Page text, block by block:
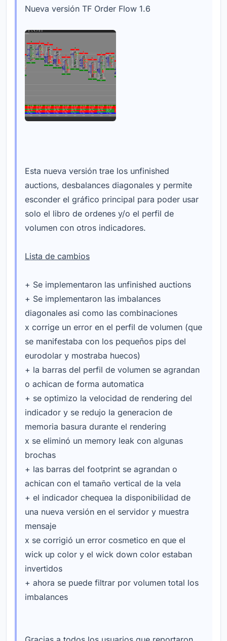
Nueva versión TF Order Flow 1.6
Esta nueva versión trae los unfinished
auctions, desbalances diagonales y permite
esconder el gráfico principal para poder usar
solo el libro de ordenes y/o el perfil de
volumen con otros indicadores.
Lista de cambios
+ Se implementaron las unfinished auctions
+ Se implementaron las imbalances
diagonales asi como las combinaciones
x corrige un error en el perfil de volumen (que
se manifestaba con los pequeños pips del
eurodolar y mostraba huecos)
+ la barras del perfil de volumen se agrandan
o achican de forma automatica
+ se optimizo la velocidad de rendering del
indicador y se redujo la generacion de
memoria basura durante el rendering
x se eliminó un memory leak con algunas
brochas
+ las barras del footprint se agrandan o
achican con el tamaño vertical de la vela
+ el indicador chequea la disponibilidad de
una nueva versión en el servidor y muestra
mensaje
x se corrigió un error cosmetico en que el
wick up color y el wick down color estaban
invertidos
+ ahora se puede filtrar por volumen total los
imbalances